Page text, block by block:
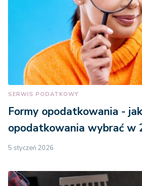
SERWIS PODATKOWY
Formy opodatkowania -
opodatkowania wybrać w
5 styczeń 2026